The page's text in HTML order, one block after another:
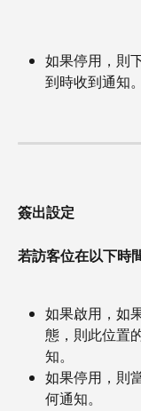
如果停用，則
到時收到通知。
簽出設定
若訪客位在以下時
如果啟用，如
態，則此位置
知。
如果停用，則
何通知。